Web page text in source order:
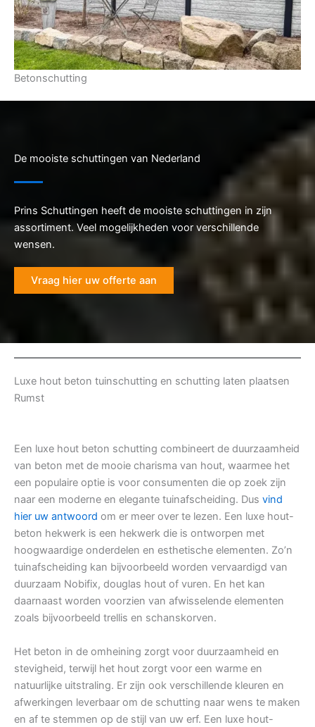
Betonschutting
De mooiste schuttingen van Nederland
Prins Schuttingen heeft de mooiste schuttingen in zijn
assortiment. Veel mogelijkheden voor verschillende
wensen.
Vraag hier uw offerte aan
Luxe hout beton tuinschutting en schutting laten plaatsen
Rumst
Een luxe hout beton schutting combineert de duurzaamheid
van beton met de mooie charisma van hout, waarmee het
een populaire optie is voor consumenten die op zoek zijn
naar een moderne en elegante tuinafscheiding. Dus vind
hier uw antwoord om er meer over te lezen. Een luxe hout-
beton hekwerk is een hekwerk die is ontworpen met
hoogwaardige onderdelen en esthetische elementen. Zo’n
tuinafscheiding kan bijvoorbeeld worden vervaardigd van
duurzaam Nobifix, douglas hout of vuren. En het kan
daarnaast worden voorzien van afwisselende elementen
zoals bijvoorbeeld trellis en schanskorven.
Het beton in de omheining zorgt voor duurzaamheid en
stevigheid, terwijl het hout zorgt voor een warme en
natuurlijke uitstraling. Er zijn ook verschillende kleuren en
afwerkingen leverbaar om de schutting naar wens te maken
en af te stemmen op de stijl van uw erf. Een luxe hout-